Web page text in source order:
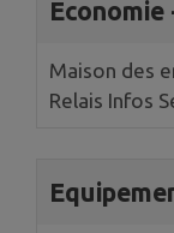
Economie
Maison des
Relais Infos